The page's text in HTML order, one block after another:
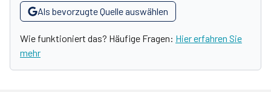
Als bevorzugte Quelle auswählen
Wie funktioniert das? Häufige Fragen: Hier erfahren Sie
mehr